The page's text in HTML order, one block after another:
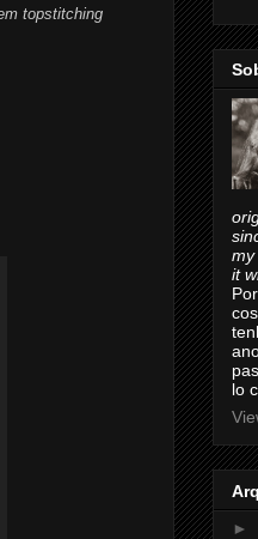
topstitching
my
it
lo
►